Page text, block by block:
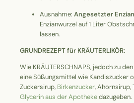
Ausnahme: Angesetzter
Enzianwurzel auf 1 Liter
lassen.
GRUNDREZEPT für KRÄUTERLIKÖR:
Wie KRÄUTERSCHNAPS, jedoch zu
eine Süßungsmittel wie Kandiszucker
Zuckersirup, Birkenzucker, Ahornsirup,
Glycerin aus der Apothekedazugeben.